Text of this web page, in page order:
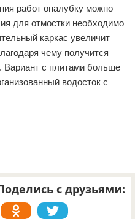
работ опалубку можно
для отмостки необходимо
каркас увеличит
чему получится
Вариант с плитами больше
водосток с
с друзьями: